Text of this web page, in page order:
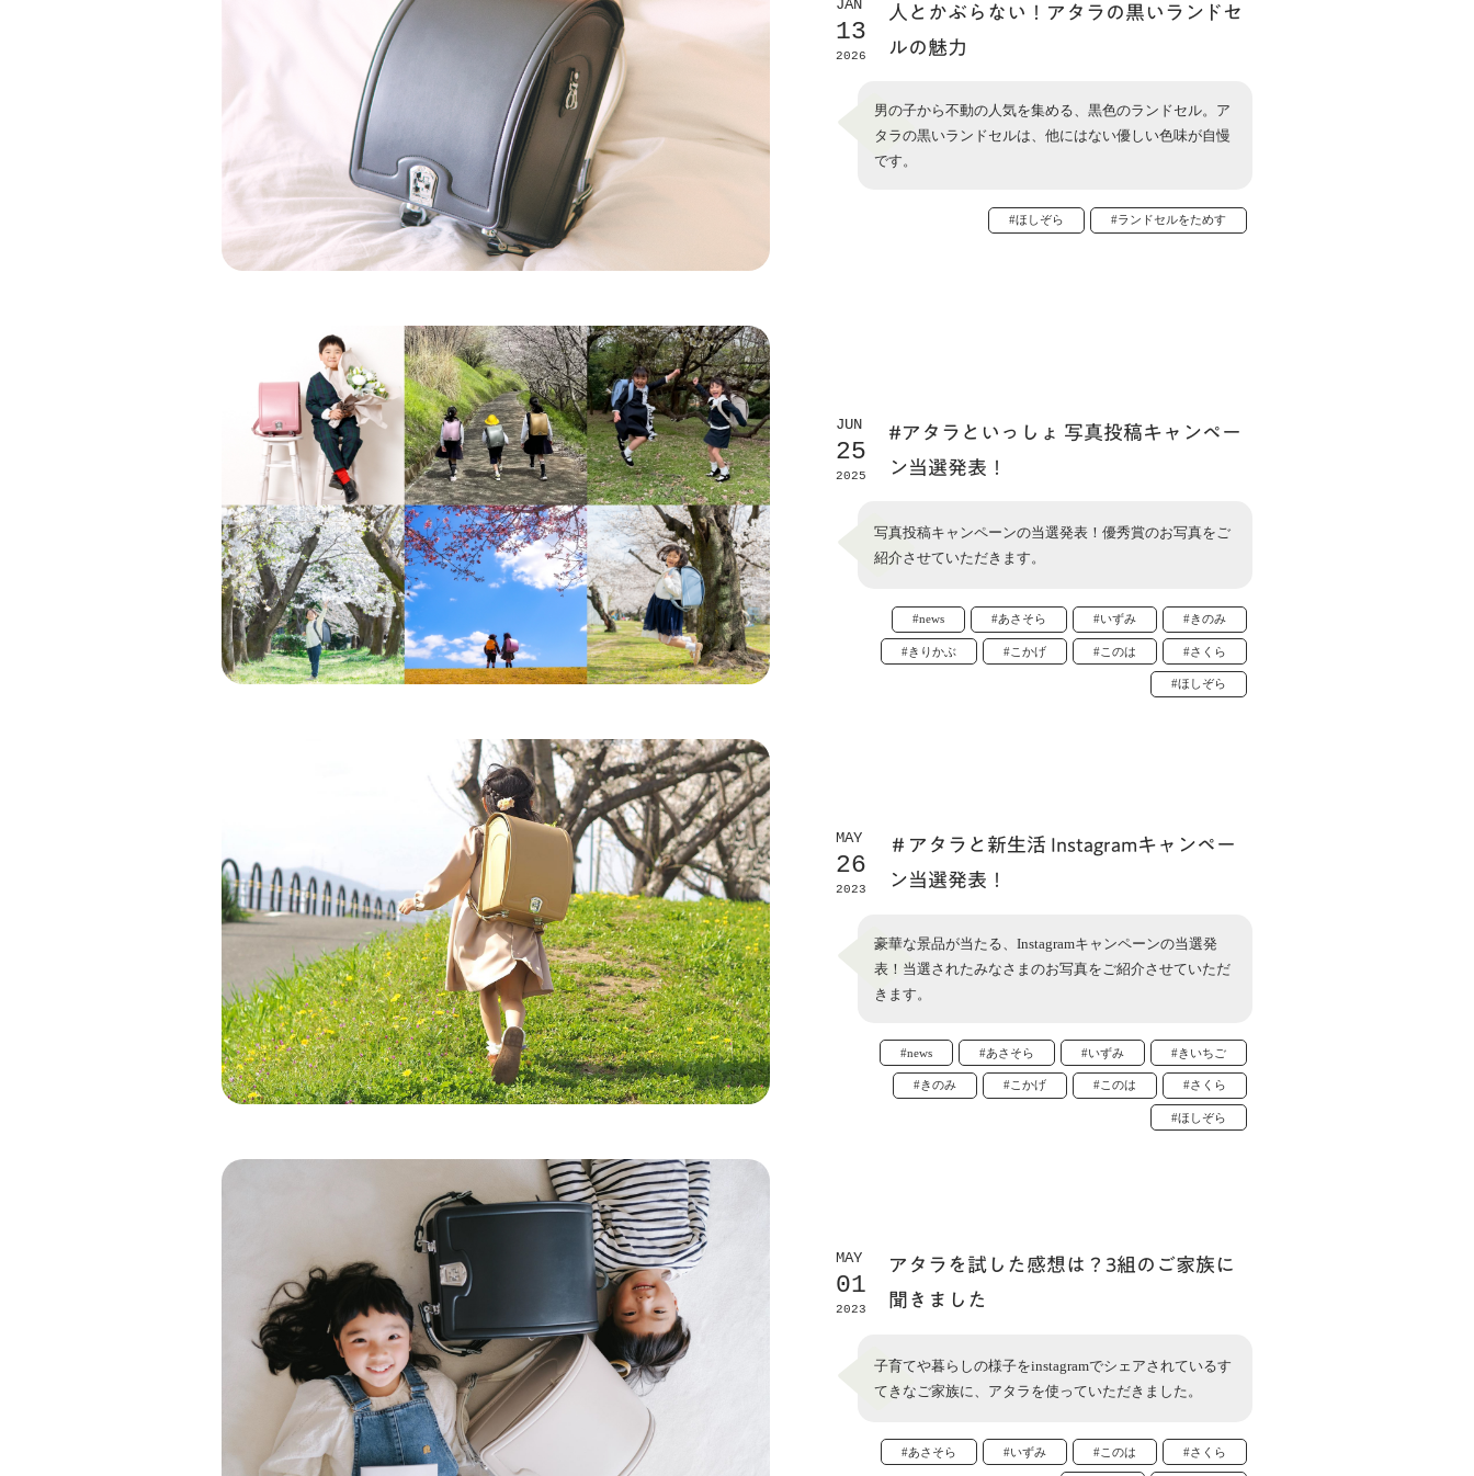
JAN
13
2026
人とかぶらない！アタラの黒いランドセ
ルの魅力
男の子から不動の人気を集める、黒色のランドセル。ア
タラの黒いランドセルは、他にはない優しい色味が自慢
です。
#ほしぞら #ランドセルをためす
JUN
25
2025
#アタラといっしょ 写真投稿キャンペー
ン当選発表！
写真投稿キャンペーンの当選発表！優秀賞のお写真をご
紹介させていただきます。
#news #あさそら #いずみ #きのみ
#きりかぶ #こかげ #このは #さくら
#ほしぞら
MAY
26
2023
＃アタラと新生活 Instagramキャンペー
ン当選発表！
豪華な景品が当たる、Instagramキャンペーンの当選発
表！当選されたみなさまのお写真をご紹介させていただ
きます。
#news #あさそら #いずみ #きいちご
#きのみ #こかげ #このは #さくら
#ほしぞら
MAY
01
2023
アタラを試した感想は？3組のご家族に
聞きました
子育てや暮らしの様子をinstagramでシェアされているす
てきなご家族に、アタラを使っていただきました。
#あさそら #いずみ #このは #さくら